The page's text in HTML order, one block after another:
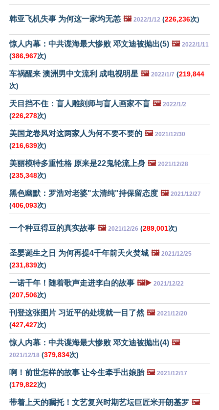
韩亚飞机失事 为何这一家均无恙 🖼️ 2022/1/12 (226,236次)
惊人内幕：中共谍海最大惨败 邓文迪被抛出(5) 🖼️ 2022/1/11
(386,967次)
车祸醒来 澳洲男中文流利 成电视明星 🖼️ 2022/1/7 (219,844
次)
天目挡不住：盲人雕刻师与盲人画家不盲 🖼️ 2022/1/2
(226,278次)
美国龙卷风对这两家人为何不要不要的 🖼️ 2021/12/30
(216,639次)
美丽模特多重性格 原来是22鬼轮流上身 🖼️ 2021/12/28
(235,348次)
黑色幽默：罗浩对老婆"太清纯"持保留态度 🖼️ 2021/12/27
(406,093次)
一个种豆得豆的真实故事 🖼️ 2021/12/26 (289,001次)
圣婴诞生之日 为何再提4千年前天火焚城 🖼️ 2021/12/25
(231,839次)
一诺千年！随着歌声走进李白的故事 🖼️▶️ 2021/12/22
(207,506次)
刊登这张图片 习近平的处境就一目了然 🖼️ 2021/12/20
(427,427次)
惊人内幕：中共谍海最大惨败 邓文迪被抛出(4) 🖼️
2021/12/18 (379,834次)
啊！前世怎样的故事 让今生牵手出娘胎 🖼️ 2021/12/17
(179,822次)
带着上天的嘱托！文艺复兴时期艺坛巨匠米开朗基罗 🖼️